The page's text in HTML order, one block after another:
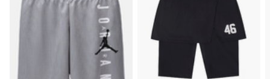
DETAILS